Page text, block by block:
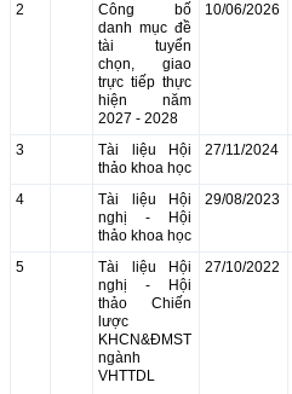
2
Công bố
danh mục đề
tài tuyển
chọn, giao
trực tiếp thực
hiện năm
2027 - 2028
10/06/2026
3
Tài liệu Hội
thảo khoa học
27/11/2024
4
Tài liệu Hội
nghị - Hội
thảo khoa học
29/08/2023
5
Tài liệu Hội
nghị - Hội
thảo Chiến
lược
KHCN&ĐMST
ngành
VHTTDL
27/10/2022